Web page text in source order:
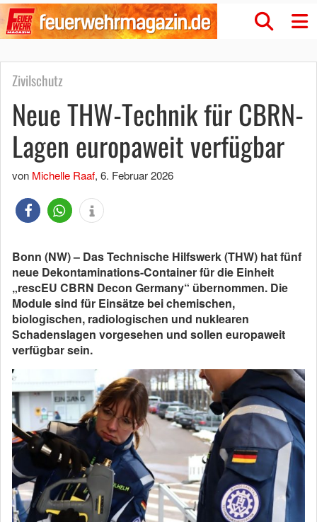
Zivilschutz
Neue THW-Technik für CBRN-
Lagen europaweit verfügbar
von Michelle Raaf, 6. Februar 2026
Bonn (NW) – Das Technische Hilfswerk (THW) hat fünf
neue Dekontaminations-Container für die Einheit
„rescEU CBRN Decon Germany“ übernommen. Die
Module sind für Einsätze bei chemischen,
biologischen, radiologischen und nuklearen
Schadenslagen vorgesehen und sollen europaweit
verfügbar sein.